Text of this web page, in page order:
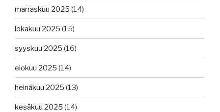
marraskuu 2025 (14)
lokakuu 2025 (15)
syyskuu 2025 (16)
elokuu 2025 (14)
heinäkuu 2025 (13)
kesäkuu 2025 (14)